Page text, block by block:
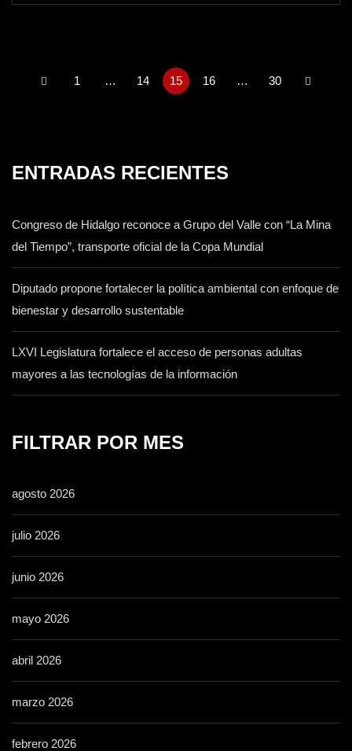
1 … 14 15 16 … 30
ENTRADAS RECIENTES
Congreso de Hidalgo reconoce a Grupo del Valle con “La Mina
del Tiempo”, transporte oficial de la Copa Mundial
Diputado propone fortalecer la política ambiental con enfoque de
bienestar y desarrollo sustentable
LXVI Legislatura fortalece el acceso de personas adultas
mayores a las tecnologías de la información
FILTRAR POR MES
agosto 2026
julio 2026
junio 2026
mayo 2026
abril 2026
marzo 2026
febrero 2026